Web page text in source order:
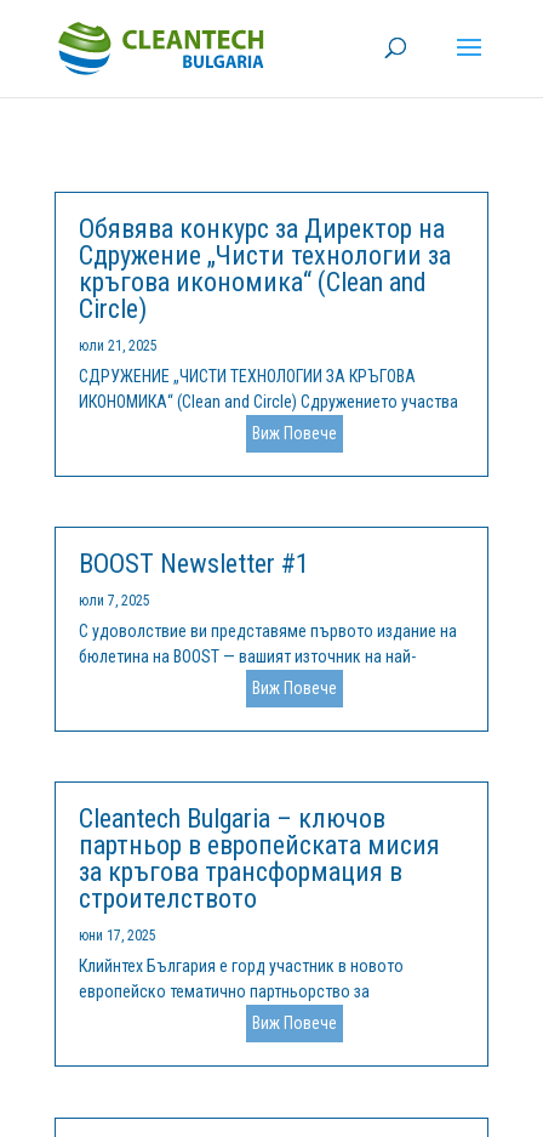
Обявява конкурс за Директор на
Сдружение „Чисти технологии за
кръгова икономика“ (Clean and
Circle)
юли 21, 2025
СДРУЖЕНИЕ „ЧИСТИ ТЕХНОЛОГИИ ЗА КРЪГОВА
ИКОНОМИКА“ (Clean and Circle) Сдружението участва
като партньор в Центъра за компетентност „Чисти
технологии за устойчива околна среда - води,
отпадъци, енергия за кръгова икономика“,
Виж Повече
BOOST Newsletter #1
юли 7, 2025
С удоволствие ви представяме първото издание на
бюлетина на BOOST — вашият източник на най-
новата информация за това как се справяме с
различията в областта на научните изследвания и
иновациите в Европа. В този брой ще откриете: 🌍
Виж Повече
Cleantech Bulgaria – ключов
партньор в европейската мисия
за кръгова трансформация в
строителството
юни 17, 2025
Клийнтех България е горд участник в новото
европейско тематично партньорство за
интелигентна специализация (TSSP) в областта на
кръговите сгради, стартирало в края на 2024 г.
Инициативата обединява региони и водещи
цел...
Виж Повече